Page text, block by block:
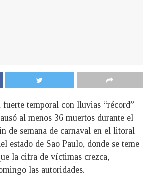
fuerte temporal con lluvias “récord”
al menos 36 muertos durante el
de semana de carnaval en el litoral
estado de Sao Paulo, donde se teme
la cifra de víctimas crezca,
las autoridades.